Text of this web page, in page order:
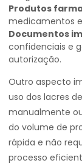
Produtos
medicamentos
Documentos
confidenciais e
autorização.
Outro aspecto
uso dos lacres
manualmente
do volume de
rápida e não
processo